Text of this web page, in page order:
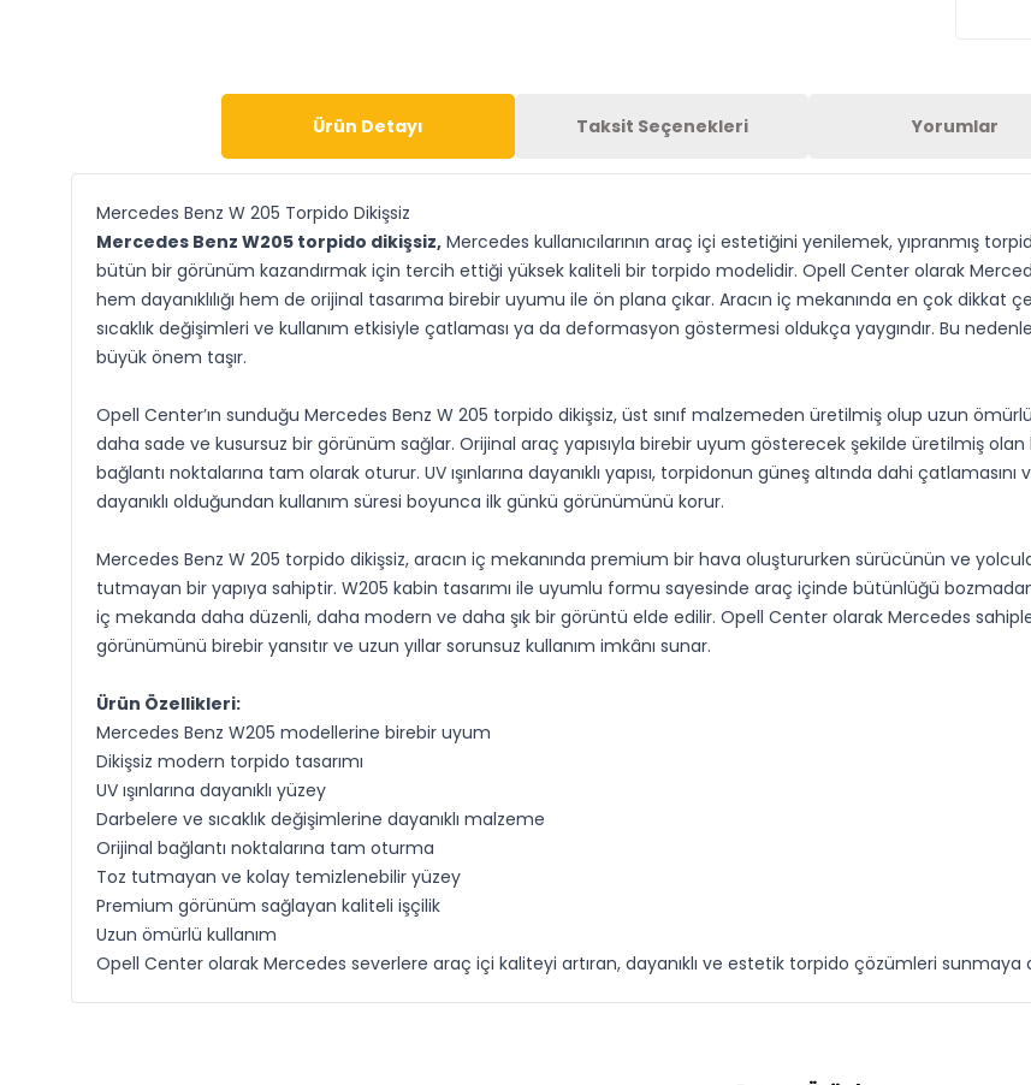
Ürün Detayı Taksit Seçenekleri Yorumlar
Mercedes Benz W 205 Torpido Dikişsiz
Mercedes Benz W205 torpido dikişsiz,Mercedes kullanıcılarının araç içi estetiğini yenilemek, yıpranmış
bütün bir görünüm kazandırmak için tercih ettiği yüksek kaliteli bir torpido modelidir. Opell Center olarak
hem dayanıklılığı hem de orijinal tasarıma birebir uyumu ile ön plana çıkar. Aracın iç mekanında en çok dikkat
sıcaklık değişimleri ve kullanım etkisiyle çatlaması ya da deformasyon göstermesi oldukça yaygındır. Bu
büyük önem taşır.
Opell Center’ın sunduğu Mercedes Benz W 205 torpido dikişsiz, üst sınıf malzemeden üretilmiş olup uzun
daha sade ve kusursuz bir görünüm sağlar. Orijinal araç yapısıyla birebir uyum gösterecek şekilde üretilmiş
bağlantı noktalarına tam olarak oturur. UV ışınlarına dayanıklı yapısı, torpidonun güneş altında dahi
dayanıklı olduğundan kullanım süresi boyunca ilk günkü görünümünü korur.
Mercedes Benz W 205 torpido dikişsiz, aracın iç mekanında premium bir hava oluştururken sürücünün ve
tutmayan bir yapıya sahiptir. W205 kabin tasarımı ile uyumlu formu sayesinde araç içinde bütünlüğü
iç mekanda daha düzenli, daha modern ve daha şık bir görüntü elde edilir. Opell Center olarak Mercedes
görünümünü birebir yansıtır ve uzun yıllar sorunsuz kullanım imkânı sunar.
Ürün Özellikleri:
Mercedes Benz W205 modellerine birebir uyum
Dikişsiz modern torpido tasarımı
UV ışınlarına dayanıklı yüzey
Darbelere ve sıcaklık değişimlerine dayanıklı malzeme
Orijinal bağlantı noktalarına tam oturma
Toz tutmayan ve kolay temizlenebilir yüzey
Premium görünüm sağlayan kaliteli işçilik
Uzun ömürlü kullanım
Opell Center olarak Mercedes severlere araç içi kaliteyi artıran, dayanıklı ve estetik torpido çözümleri sunmaya